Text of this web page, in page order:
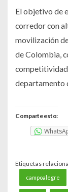
El objetivo de
corredor con
movilización
de Colombia,
departamento
Comparte esto:
Etiquetas
campoalegre